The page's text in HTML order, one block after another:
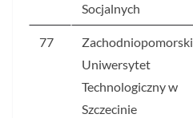
Socjalnych
77
Zachodniopomorski
Uniwersytet
Technologiczny w
Szczecinie